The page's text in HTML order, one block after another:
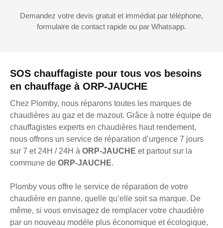
SOS chauffagiste pour tous vos besoins
en chauffage à ORP-JAUCHE
Chez Plomby, nous réparons toutes les marques de
chaudières au gaz et de mazout. Grâce à notre équipe de
chauffagistes experts en chaudières haut rendement,
nous offrons un service de réparation d’urgence 7 jours
sur 7 et 24H / 24H à ORP-JAUCHE et partout sur la
commune de ORP-JAUCHE.
Plomby vous offre le service de réparation de votre
chaudière en panne, quelle qu’elle soit sa marque. De
même, si vous envisagez de remplacer votre chaudière
par un nouveau modèle plus économique et écologique,
Demandez votre devis gratuit et immédiat par téléphone,
formulaire de contact rapide ou par Whatsapp.